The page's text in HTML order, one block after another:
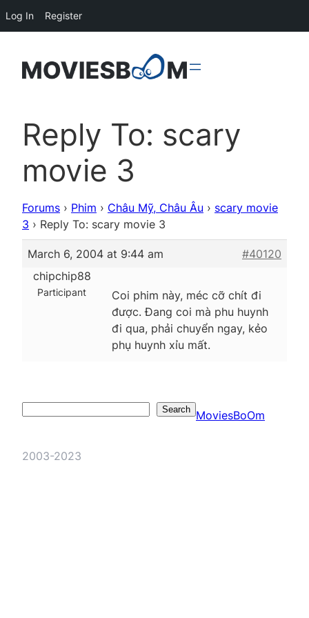
Reply To: scary
movie 3
Forums › Phim › Châu Mỹ, Châu Âu › scary movie
3 › Reply To: scary movie 3
March 6, 2004 at 9:44 am
#40120
chipchip88
Participant
Coi phim này, méc cỡ chít đi
được. Đang coi mà phu huynh
đi qua, phải chuyển ngay, kẻo
phụ huynh xỉu mất.
Search MoviesBoOm
2003-2023
Log In Register